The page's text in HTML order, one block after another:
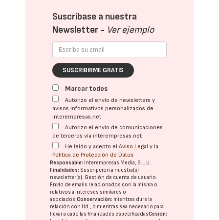
Suscríbase a nuestra
Newsletter - Ver ejemplo
SUSCRIBIRME GRATIS
Marcar todos
Autorizo el envío de newsletters y
avisos informativos personalizados de
interempresas.net
Autorizo el envío de comunicaciones
de terceros vía interempresas.net
He leído y acepto elAviso Legal y la
Política de Protección de Datos
Responsable: Interempresas Media, S.L.U.
Finalidades: Suscripción a nuestra(s)
newsletter(s). Gestión de cuenta de usuario.
Envío de emails relacionados con la misma o
relativos a intereses similares o
asociados.Conservación: mientras dure la
relación con Ud., o mientras sea necesario para
llevar a cabo las finalidades especificadasCesión: